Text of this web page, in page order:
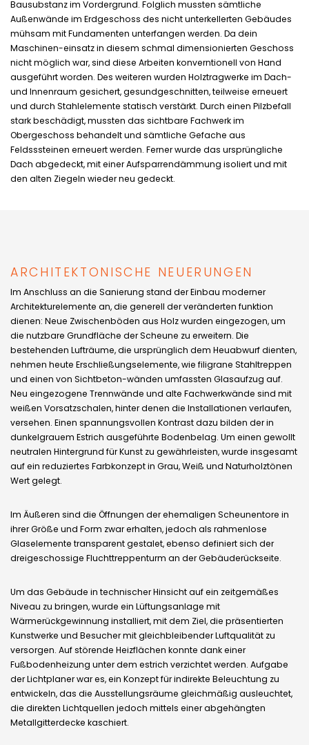
Bausubstanz im Vordergrund. Folglich mussten sämtliche
Außenwände im Erdgeschoss des nicht unterkellerten Gebäudes
mühsam mit Fundamenten unterfangen werden. Da dein
Maschinen-einsatz in diesem schmal dimensionierten Geschoss
nicht möglich war, sind diese Arbeiten konverntionell von Hand
ausgeführt worden. Des weiteren wurden Holztragwerke im Dach-
und Innenraum gesichert, gesundgeschnitten, teilweise erneuert
und durch Stahlelemente statisch verstärkt. Durch einen Pilzbefall
stark beschädigt, mussten das sichtbare Fachwerk im
Obergeschoss behandelt und sämtliche Gefache aus
Feldsssteinen erneuert werden. Ferner wurde das ursprüngliche
Dach abgedeckt, mit einer Aufsparrendämmung isoliert und mit
den alten Ziegeln wieder neu gedeckt.
ARCHITEKTONISCHE NEUERUNGEN
Im Anschluss an die Sanierung stand der Einbau moderner
Architekturelemente an, die generell der veränderten funktion
dienen: Neue Zwischenböden aus Holz wurden eingezogen, um
die nutzbare Grundfläche der Scheune zu erweitern. Die
bestehenden Lufträume, die ursprünglich dem Heuabwurf dienten,
nehmen heute Erschließungselemente, wie filigrane Stahltreppen
und einen von Sichtbeton-wänden umfassten Glasaufzug auf.
Neu eingezogene Trennwände und alte Fachwerkwände sind mit
weißen Vorsatzschalen, hinter denen die Installationen verlaufen,
versehen. Einen spannungsvollen Kontrast dazu bilden der in
dunkelgrauem Estrich ausgeführte Bodenbelag. Um einen gewollt
neutralen Hintergrund für Kunst zu gewährleisten, wurde insgesamt
auf ein reduziertes Farbkonzept in Grau, Weiß und Naturholztönen
Wert gelegt.
Im Äußeren sind die Öffnungen der ehemaligen Scheunentore in
ihrer Größe und Form zwar erhalten, jedoch als rahmenlose
Glaselemente transparent gestalet, ebenso definiert sich der
dreigeschossige Fluchttreppenturm an der Gebäuderückseite.
Um das Gebäude in technischer Hinsicht auf ein zeitgemäßes
Niveau zu bringen, wurde ein Lüftungsanlage mit
Wärmerückgewinnung installiert, mit dem Ziel, die präsentierten
Kunstwerke und Besucher mit gleichbleibender Luftqualität zu
versorgen. Auf störende Heizflächen konnte dank einer
Fußbodenheizung unter dem estrich verzichtet werden. Aufgabe
der Lichtplaner war es, ein Konzept für indirekte Beleuchtung zu
entwickeln, das die Ausstellungsräume gleichmäßig ausleuchtet,
die direkten Lichtquellen jedoch mittels einer abgehängten
Metallgitterdecke kaschiert.